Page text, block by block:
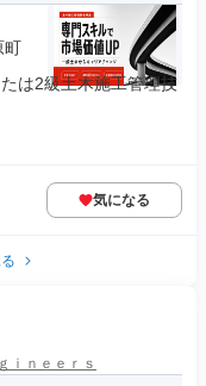
町
は2級土木施工管理技
気になる
ｉｎｅｅｒｓ